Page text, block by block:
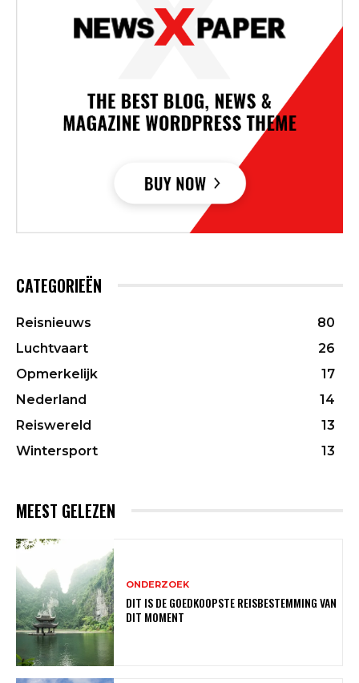
CATEGORIEËN
Reisnieuws
80
Luchtvaart
26
Opmerkelijk
17
Nederland
14
Reiswereld
13
Wintersport
13
MEEST GELEZEN
ONDERZOEK
DIT IS DE GOEDKOOPSTE REISBESTEMMING VAN
DIT MOMENT